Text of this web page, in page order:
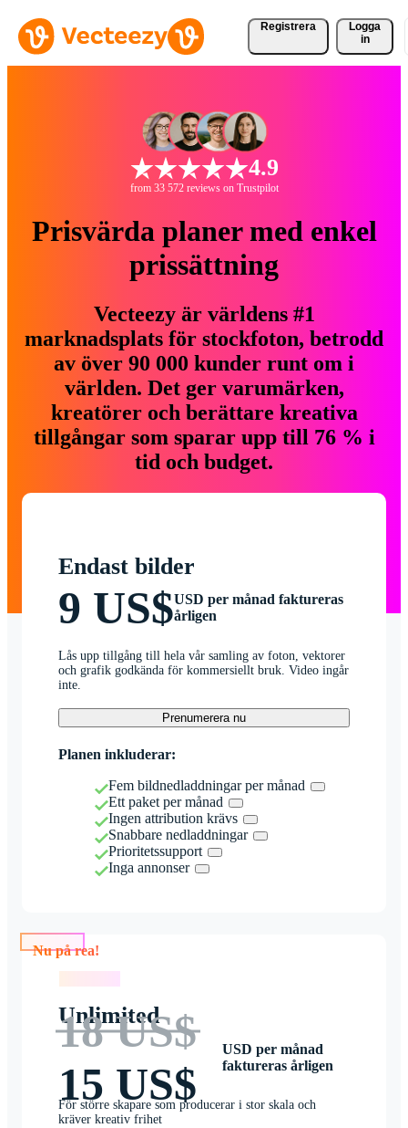
Registrera
Logga
in
4.9
from 33 572 reviews on Trustpilot
Prisvärda planer med enkel
prissättning
Vecteezy är världens #1
marknadsplats för stockfoton, betrodd
av över 90 000 kunder runt om i
världen. Det ger varumärken,
kreatörer och berättare kreativa
tillgångar som sparar upp till 76 % i
tid och budget.
Endast bilder
9 US$USD per månad faktureras
årligen
Lås upp tillgång till hela vår samling av foton, vektorer
och grafik godkända för kommersiellt bruk. Video ingår
inte.
Prenumerera nu
Planen inkluderar:
Fem bildnedladdningar per månad
Ett paket per månad
Ingen attribution krävs
Snabbare nedladdningar
Prioritetssupport
Inga annonser
Nu på rea!
Unlimited
18 US$
15 US$
USD per månad
faktureras årligen
För större skapare som producerar i stor skala och
kräver kreativ frihet